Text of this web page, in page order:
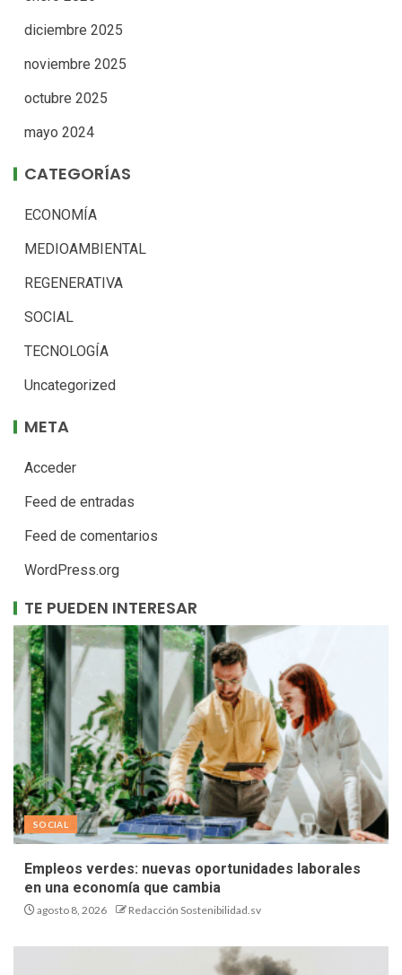
diciembre 2025
noviembre 2025
octubre 2025
mayo 2024
CATEGORÍAS
ECONOMÍA
MEDIOAMBIENTAL
REGENERATIVA
SOCIAL
TECNOLOGÍA
Uncategorized
META
Acceder
Feed de entradas
Feed de comentarios
WordPress.org
TE PUEDEN INTERESAR
SOCIAL
Empleos verdes: nuevas oportunidades laborales
en una economía que cambia
agosto 8, 2026 Redacción Sostenibilidad.sv